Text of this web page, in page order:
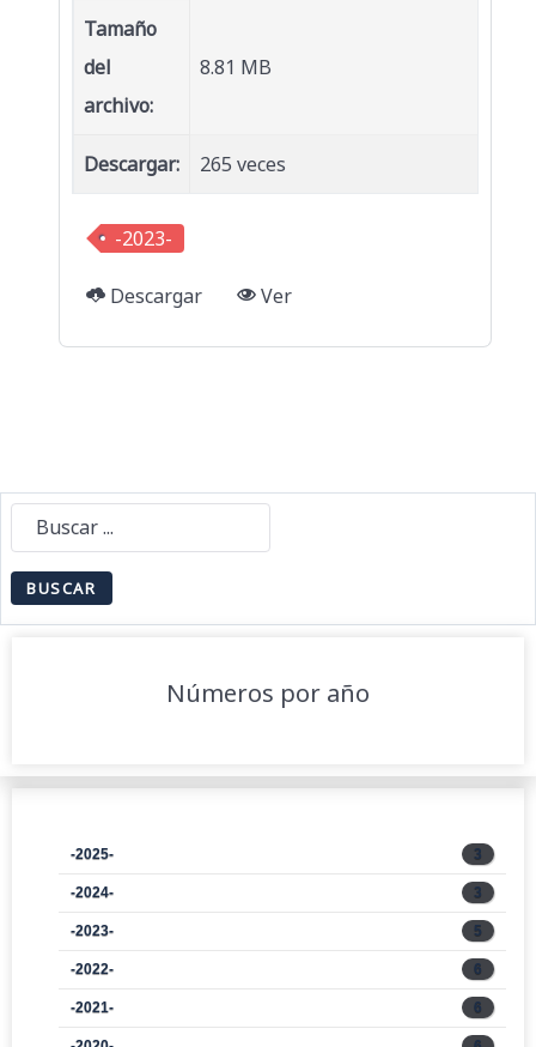
Tamaño
del
archivo:
8.81 MB
Descargar: 265 veces
-2023-
Descargar Ver
Números por año
-2025- 3
-2024- 3
-2023- 5
-2022- 6
-2021- 6